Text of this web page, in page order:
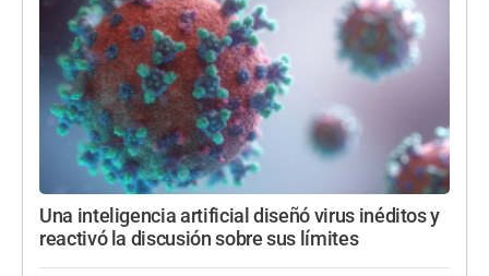
Una inteligencia artificial diseñó virus inéditos y
reactivó la discusión sobre sus límites